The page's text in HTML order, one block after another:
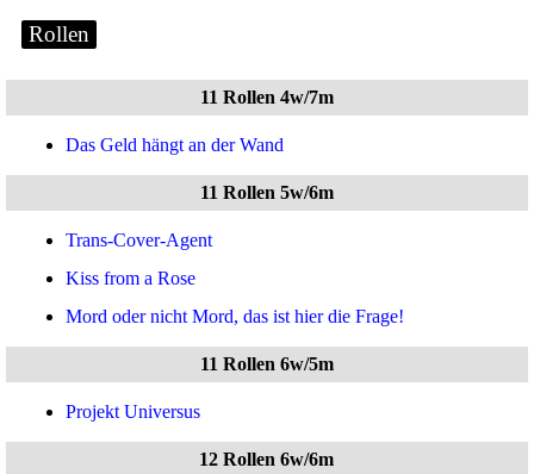
Rollen
11 Rollen 4w/7m
Das Geld hängt an der Wand
11 Rollen 5w/6m
Trans-Cover-Agent
Kiss from a Rose
Mord oder nicht Mord, das ist hier die Frage!
11 Rollen 6w/5m
Projekt Universus
12 Rollen 6w/6m